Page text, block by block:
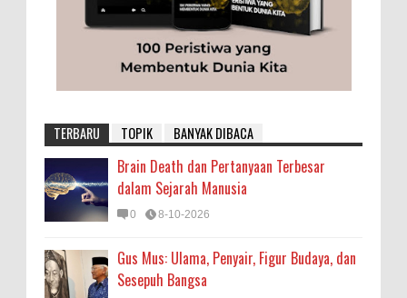
TERBARU TOPIK BANYAK DIBACA
Brain Death dan Pertanyaan Terbesar
dalam Sejarah Manusia
0 8-10-2026
Gus Mus: Ulama, Penyair, Figur Budaya, dan
Sesepuh Bangsa